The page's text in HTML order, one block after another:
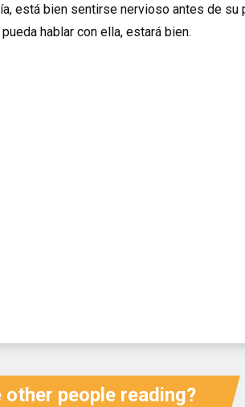
está bien sentirse nervioso antes de
hablar con ella, estará bien.
other people reading?